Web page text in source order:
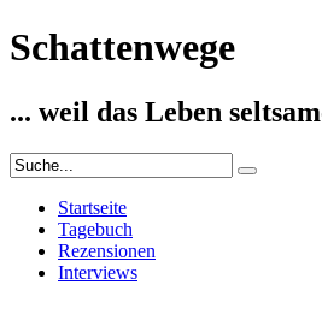
Schattenwege
... weil das Leben
Startseite
Tagebuch
Rezensionen
Interviews